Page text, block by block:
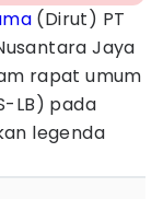
(Dirut) PT
Jaya
rapat umum
LB) pada
legenda